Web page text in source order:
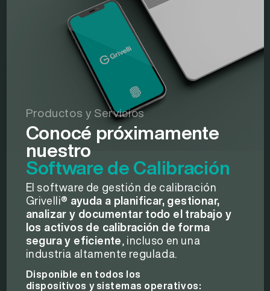
Productos y Servicios
Conocé próximamente
nuestro
Software de Calibración
El software de gestión de calibración
Grivelli® ayuda a planificar, gestionar,
analizar y documentar todo el trabajo y
los activos de calibración de forma
segura y eficiente , incluso en una
industria altamente regulada.
Disponible en todos los
dispositivos y sistemas operativos: